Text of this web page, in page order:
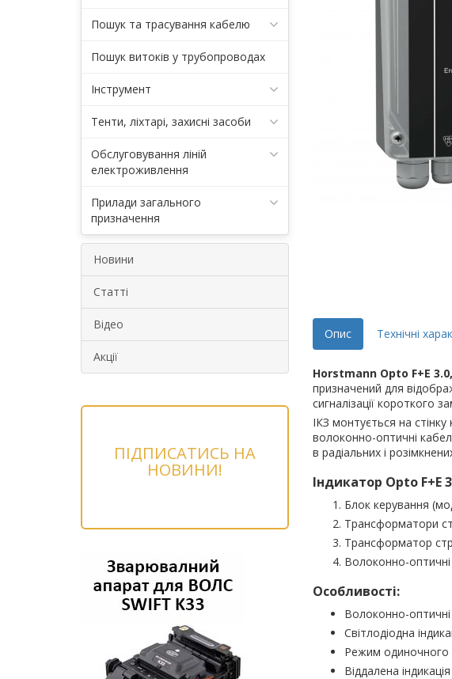
Пошук та трасування кабелю
Пошук витоків у трубопроводах
Інструмент
Тенти, ліхтарі, захисні засоби
Обслуговування ліній
електроживлення
Прилади загального
призначення
Новини
Статті
Відео
Акції
ПІДПИСАТИСЬ НА
НОВИНИ!
Опис Технічні
Horstmann Opto F+Е
призначений для
сигналізації короткого
ІКЗ монтується на
волоконно-оптичні
в радіальних і
Індикатор Opto F+Е
Блок керування
Трансформатори
Трансформатор
Волоконно-
Особливості:
Волоконно-
Світлодіодна
Режим одиночного
Віддалена